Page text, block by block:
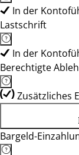
In der
Lastschrift
In der
Berechtigte
Zusätzliches
Bargeld-